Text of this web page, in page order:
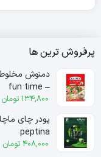
پرفروش ترین ها
– fun time
134,800 تومان
peptina
408,000 تومان